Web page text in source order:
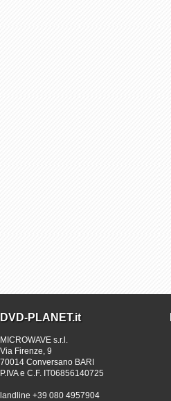
DVD-PLANET.it
MICROWAVE s.r.l.
Via Firenze, 9
70014 Conversano BARI
P.IVA e C.F. IT06856140725
landline +39 080 4957904